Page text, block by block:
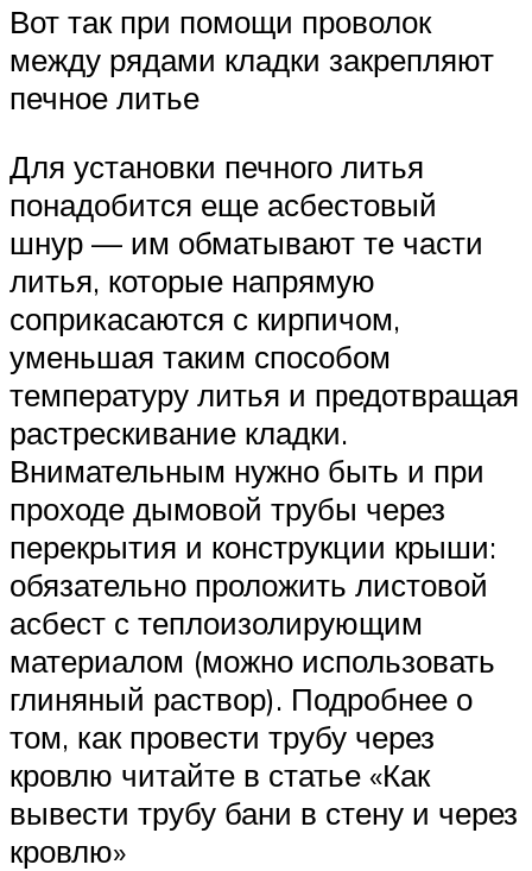
Вот так при помощи проволок
между рядами кладки закрепляют
печное литье
Для установки печного литья
понадобится еще асбестовый
шнур — им обматывают те части
литья, которые напрямую
соприкасаются с кирпичом,
уменьшая таким способом
температуру литья и предотвращая
растрескивание кладки.
Внимательным нужно быть и при
проходе дымовой трубы через
перекрытия и конструкции крыши:
обязательно проложить листовой
асбест с теплоизолирующим
материалом (можно использовать
глиняный раствор). Подробнее о
том, как провести трубу через
кровлю читайте в статье «Как
вывести трубу бани в стену и через
кровлю»